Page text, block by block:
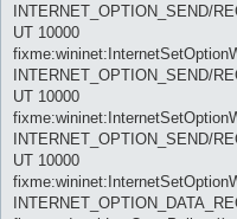
INTERNET_OPTION_SEND/
UT 10000
INTERNET_OPTION_SEND/
UT 10000
INTERNET_OPTION_SEND/
UT 10000